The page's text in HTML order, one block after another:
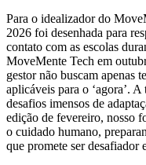
Para o idealizador do
2026 foi desenhada para
contato com as escolas
MoveMente Tech em
gestor não buscam apenas
aplicáveis para o ‘agora’.
desafios imensos de
edição de fevereiro, nosso
o cuidado humano,
que promete ser desafiador